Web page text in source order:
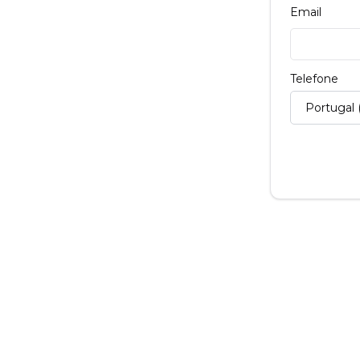
Email
Telefone
Portugal